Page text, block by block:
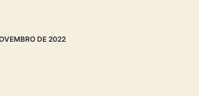
DE 2022